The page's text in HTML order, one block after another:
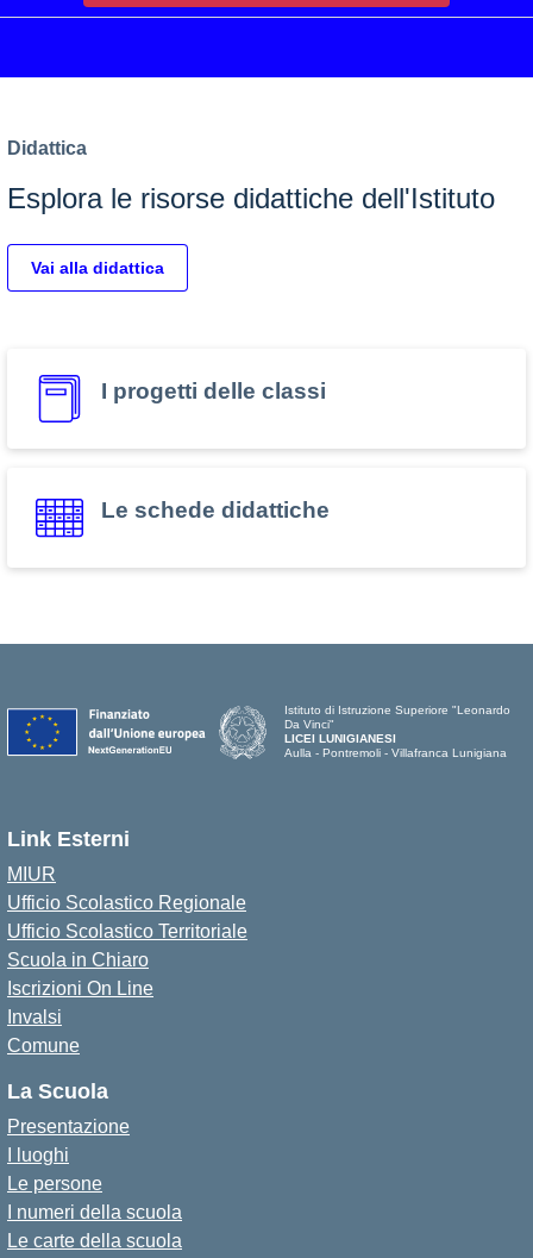
Didattica
Esplora le risorse didattiche dell'Istituto
Vai alla didattica
I progetti delle classi
Le schede didattiche
Istituto di Istruzione Superiore "Leonardo
Da Vinci"
LICEI LUNIGIANESI
Aulla - Pontremoli - Villafranca Lunigiana
Link Esterni
MIUR
Ufficio Scolastico Regionale
Ufficio Scolastico Territoriale
Scuola in Chiaro
Iscrizioni On Line
Invalsi
Comune
La Scuola
Presentazione
I luoghi
Le persone
I numeri della scuola
Le carte della scuola